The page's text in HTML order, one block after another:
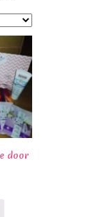
door